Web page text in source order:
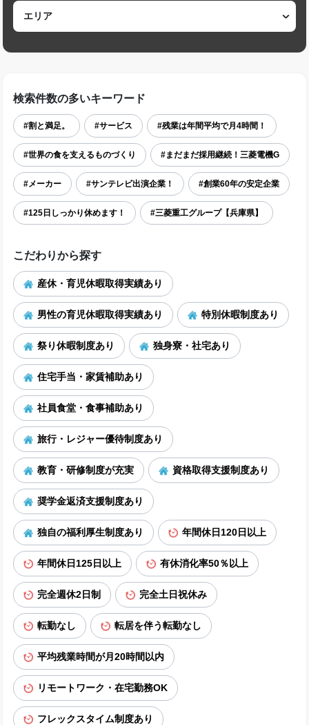
検索件数の多いキーワード
#割と満足。 #サービス #残業は年間平均で月4時間！
#世界の食を支えるものづくり #まだまだ採用継続！三菱電機G
#メーカー #サンテレビ出演企業！ #創業60年の安定企業
#125日しっかり休めます！ #三菱重工グループ【兵庫県】
こだわりから探す
産休・育児休暇取得実績あり
男性の育児休暇取得実績あり 特別休暇制度あり
祭り休暇制度あり 独身寮・社宅あり
住宅手当・家賃補助あり
社員食堂・食事補助あり
旅行・レジャー優待制度あり
教育・研修制度が充実 資格取得支援制度あり
奨学金返済支援制度あり
独自の福利厚生制度あり 年間休日120日以上
年間休日125日以上 有休消化率50％以上
完全週休2日制 完全土日祝休み
転勤なし 転居を伴う転勤なし
平均残業時間が月20時間以内
リモートワーク・在宅勤務OK
フレックスタイム制度あり